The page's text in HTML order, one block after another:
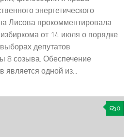
энергетического
Лисова прокомментировала
от 14 июля о порядке
депутатов
8 созыва. Обеспечение
является одной из...
0